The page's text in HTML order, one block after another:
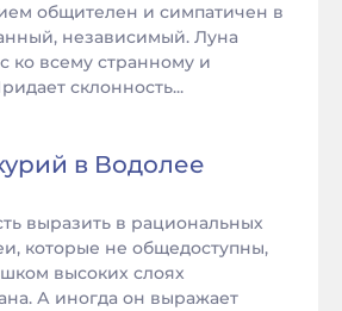
общителен и симпатичен в
независимый. Луна
ко всему странному и
склонность...
в Водолее
выразить в рациональных
которые не общедоступны,
высоких слоях
А иногда он выражает